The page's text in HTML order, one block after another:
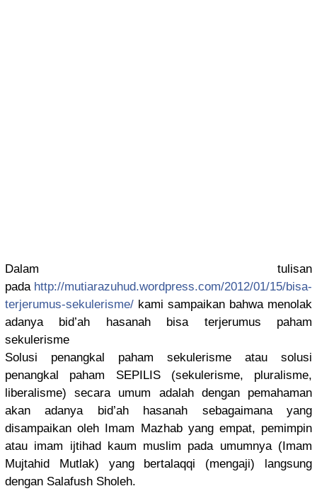
Dalam tulisan
pada http://mutiarazuhud.wordpress.com/2012/01/15/bisa-
terjerumus-sekulerisme/ kami sampaikan bahwa menolak
adanya bid’ah hasanah bisa terjerumus paham
sekulerisme
Solusi penangkal paham sekulerisme atau solusi
penangkal paham SEPILIS (sekulerisme, pluralisme,
liberalisme) secara umum adalah dengan pemahaman
akan adanya bid’ah hasanah sebagaimana yang
disampaikan oleh Imam Mazhab yang empat, pemimpin
atau imam ijtihad kaum muslim pada umumnya (Imam
Mujtahid Mutlak) yang bertalaqqi (mengaji) langsung
dengan Salafush Sholeh.